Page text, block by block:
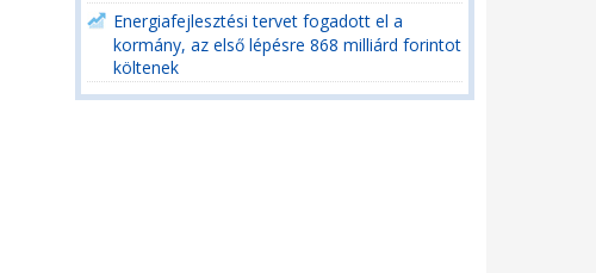
Energiafejlesztési tervet fogadott el a
kormány, az első lépésre 868 milliárd forintot
költenek